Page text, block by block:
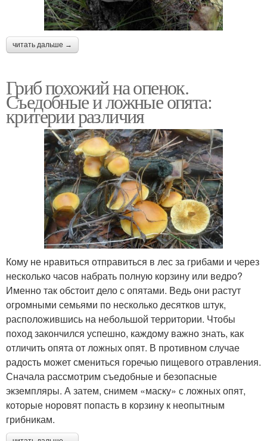
читать дальше →
Гриб похожий на опенок.
Съедобные и ложные опята:
критерии различия
Кому не нравиться отправиться в лес за грибами и через
несколько часов набрать полную корзину или ведро?
Именно так обстоит дело с опятами. Ведь они растут
огромными семьями по несколько десятков штук,
расположившись на небольшой территории. Чтобы
поход закончился успешно, каждому важно знать, как
отличить опята от ложных опят. В противном случае
радость может смениться горечью пищевого отравления.
Сначала рассмотрим съедобные и безопасные
экземпляры. А затем, снимем «маску» с ложных опят,
которые норовят попасть в корзину к неопытным
грибникам.